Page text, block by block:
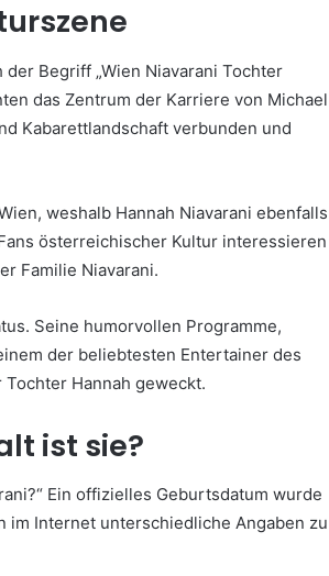
Begriff „Wien Niavarani Tochter
das Zentrum der Karriere von Michael
Kabarettlandschaft verbunden und
weshalb Hannah Niavarani ebenfalls
österreichischer Kultur interessieren
Familie Niavarani.
Seine humorvollen Programme,
der beliebtesten Entertainer des
Hannah geweckt.
ist sie?
Ein offizielles Geburtsdatum wurde
Internet unterschiedliche Angaben zu